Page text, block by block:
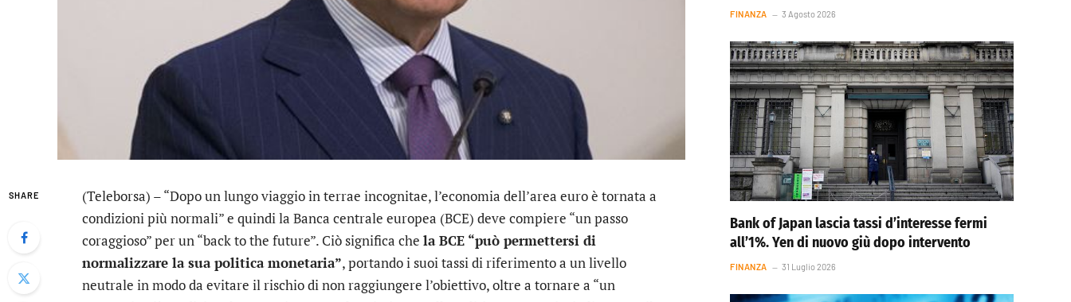
SHARE
(Teleborsa) – “Dopo un lungo viaggio in terrae incognitae, l’economia dell’area euro è tornata a
condizioni più normali” e quindi la Banca centrale europea (BCE) deve compiere “un passo
coraggioso” per un “back to the future”. Ciò significa che la BCE “può permettersi di
normalizzare la sua politica monetaria”, portando i suoi tassi di riferimento a un livello
neutrale in modo da evitare il rischio di non raggiungere l’obiettivo, oltre a tornare a “un
FINANZA 3 Agosto 2026
Bank of Japan lascia tassi d’interesse fermi
all’1%. Yen di nuovo giù dopo intervento
FINANZA 31 Luglio 2026